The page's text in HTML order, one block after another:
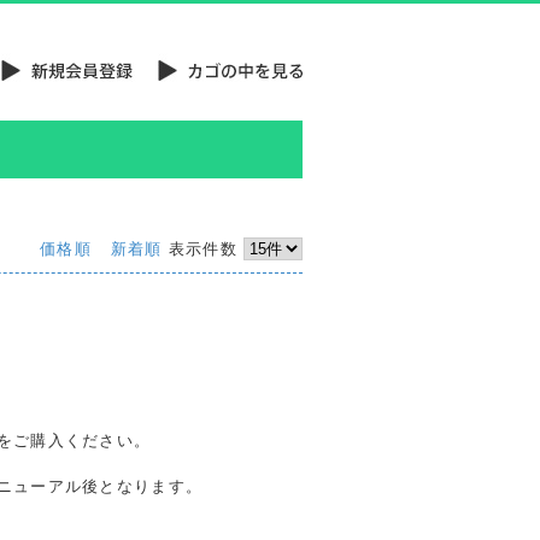
価格順 新着順 表示件数
ご購入ください。
ニューアル後となります。